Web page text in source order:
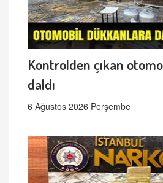
Kontrolden çıkan
daldı
6 Ağustos 2026 Perşembe